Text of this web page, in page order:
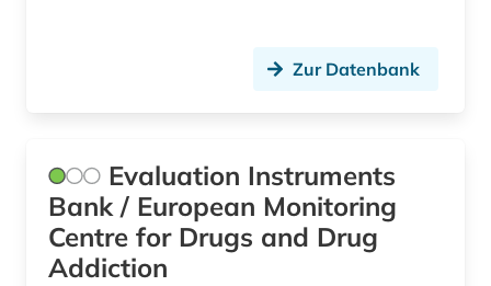
theoretische chemie (1)
therapie (1)
Zur Datenbank
Evaluation Instruments
Bank / European Monitoring
Centre for Drugs and Drug
Addiction